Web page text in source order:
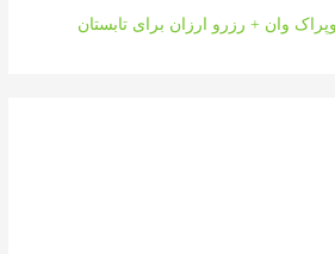
وان + رزرو ارزان برای تابستان